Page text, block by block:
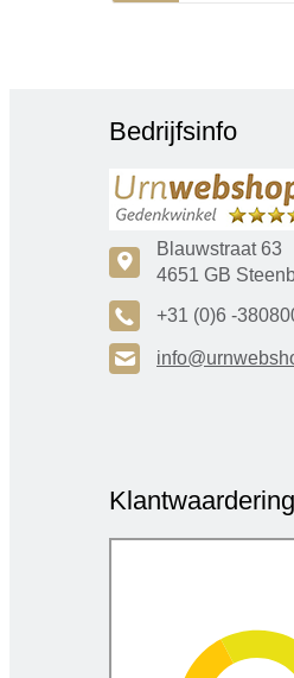
Bedrijfsinfo
c
Blauwstraat 63
4651 GB
A +31 (0)6 -
H
Klantwaardering